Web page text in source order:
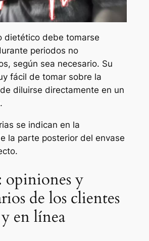
dietético debe tomarse
periodos no
según sea necesario. Su
fácil de tomar sobre la
diluirse directamente en un
se indican en la
la parte posterior del envase
y
de los clientes
en línea